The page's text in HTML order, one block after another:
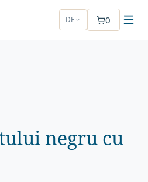
DE 0
negru cu